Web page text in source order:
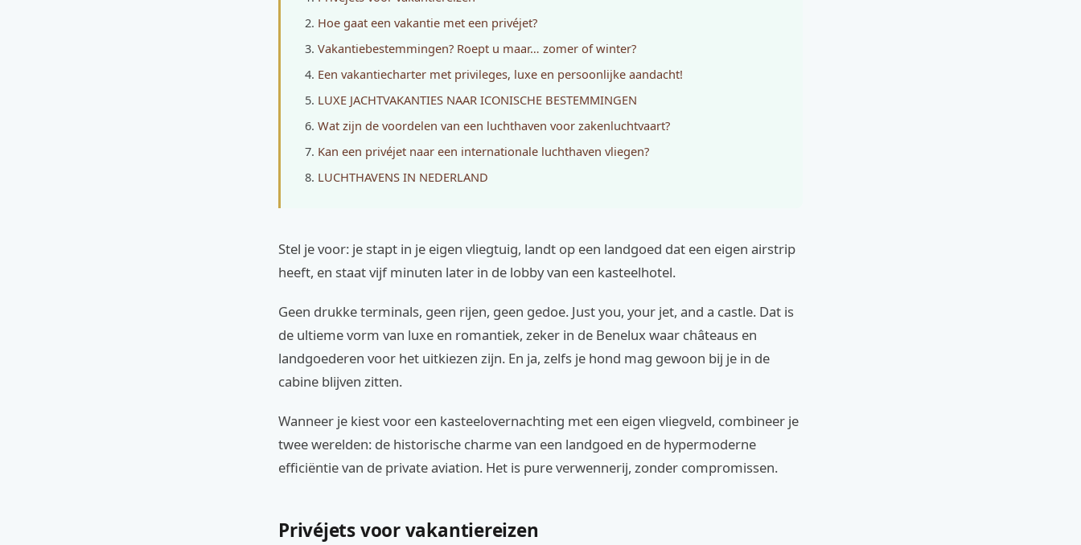
Hoe gaat een vakantie met een privéjet?
Vakantiebestemmingen? Roept u maar… zomer of winter?
Een vakantiecharter met privileges, luxe en persoonlijke aandacht!
LUXE JACHTVAKANTIES NAAR ICONISCHE BESTEMMINGEN
Wat zijn de voordelen van een luchthaven voor zakenluchtvaart?
Kan een privéjet naar een internationale luchthaven vliegen?
LUCHTHAVENS IN NEDERLAND
Stel je voor: je stapt in je eigen vliegtuig, landt op een landgoed dat een eigen airstrip
heeft, en staat vijf minuten later in de lobby van een kasteelhotel.
Geen drukke terminals, geen rijen, geen gedoe. Just you, your jet, and a castle. Dat is
de ultieme vorm van luxe en romantiek, zeker in de Benelux waar châteaus en
landgoederen voor het uitkiezen zijn. En ja, zelfs je hond mag gewoon bij je in de
cabine blijven zitten.
Wanneer je kiest voor een kasteelovernachting met een eigen vliegveld, combineer je
twee werelden: de historische charme van een landgoed en de hypermoderne
efficiëntie van de private aviation. Het is pure verwennerij, zonder compromissen.
Privéjets voor vakantiereizen